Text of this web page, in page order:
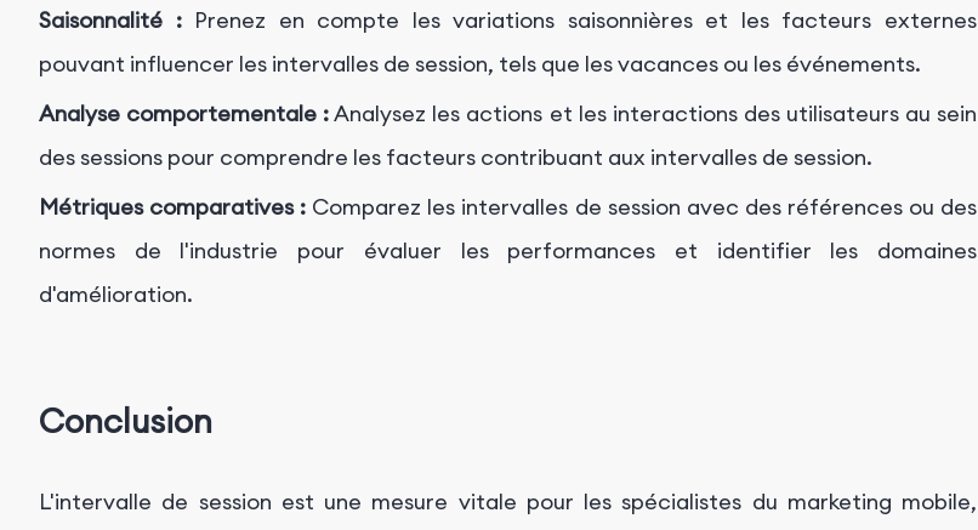
Saisonnalité :Prenez en compte les variations saisonnières et les facteurs externes
pouvant influencer les intervalles de session, tels que les vacances ou les événements.
Analyse comportementale :Analysez les actions et les interactions des utilisateurs au sein
des sessions pour comprendre les facteurs contribuant aux intervalles de session.
Métriques comparatives : Comparez les intervalles de session avec des références ou des
normes de l'industrie pour évaluer les performances et identifier les domaines
d'amélioration.
Conclusion
L'intervalle de session est une mesure vitale pour les spécialistes du marketing mobile,